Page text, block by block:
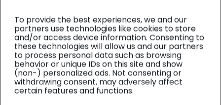
To provide the best experiences, we and our
partners use technologies like cookies to store
and/or access device information. Consenting to
these technologies will allow us and our partners
to process personal data such as browsing
behavior or unique IDs on this site and show
(non-) personalized ads. Not consenting or
withdrawing consent, may adversely affect
certain features and functions.